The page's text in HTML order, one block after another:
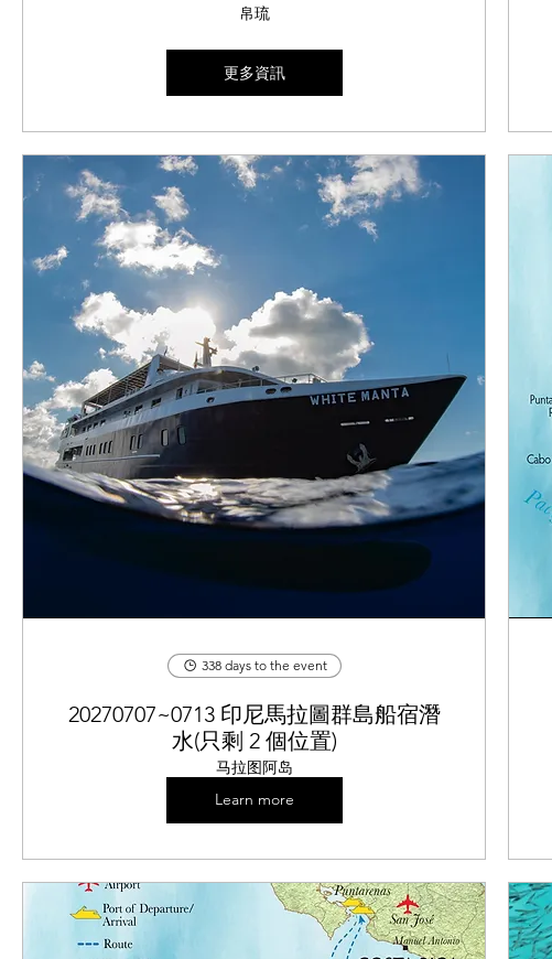
帛琉
更多資訊
338 days to the event
20270707~0713 印尼馬拉圖群島船宿潛
水(只剩 2 個位置)
马拉图阿岛
Learn more